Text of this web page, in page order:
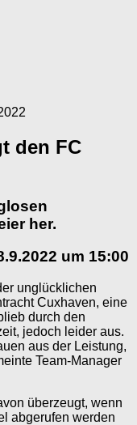
den FC
her.
um 15:00
unglücklichen
Cuxhaven, eine
durch den
jedoch leider aus.
aus der Leistung,
Team-Manager
überzeugt, wenn
abgerufen werden